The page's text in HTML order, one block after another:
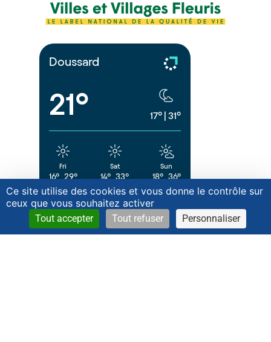
Doussard
21° 17°| 31°
Fri
16° 29°
Sat
14° 33°
Sun
18° 36°
powered by Meteometics Weather API
Réseaux Sociaux
Ce site utilise des cookies et vous donne le contrôle sur
ceux que vous souhaitez activer
Tout accepter Tout refuser Personnaliser